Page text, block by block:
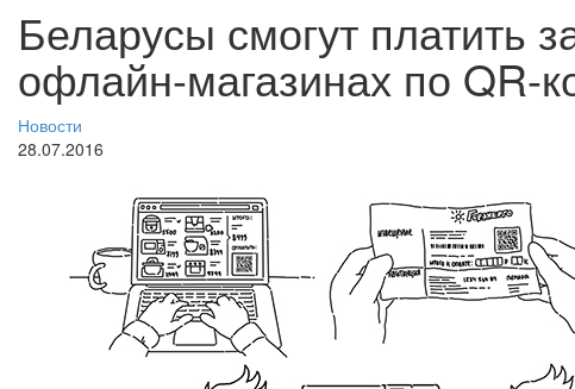
Беларусы смогут платить
офлайн-магазинах по QR-
Новости
28.07.2016